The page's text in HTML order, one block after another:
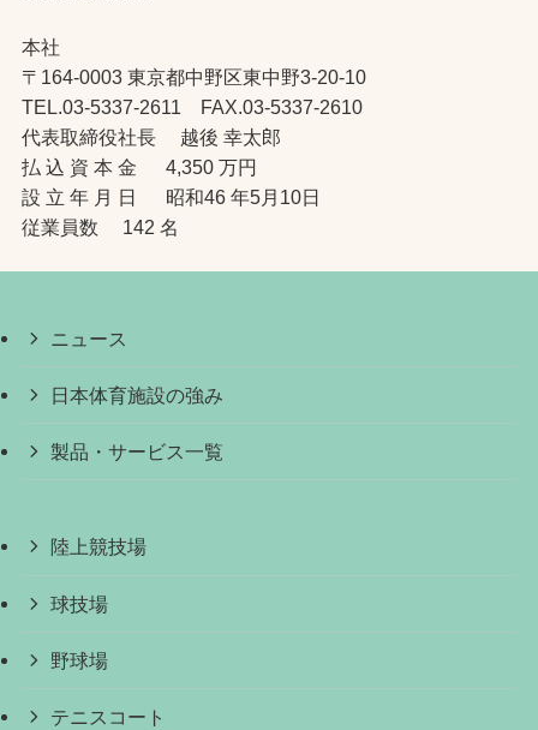
本社
〒164-0003 東京都中野区東中野3-20-10
TEL.03-5337-2611 FAX.03-5337-2610
代表取締役社長 越後 幸太郎
払 込 資 本 金 4,350 万円
設 立 年 月 日 昭和46 年5月10日
従業員数 142 名
ニュース
日本体育施設の強み
製品・サービス一覧
陸上競技場
球技場
野球場
テニスコート